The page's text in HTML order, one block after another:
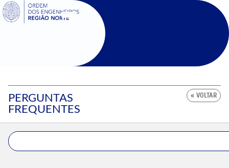
SIGOE
« VOLTAR
PERGUNTAS
FREQUENTES